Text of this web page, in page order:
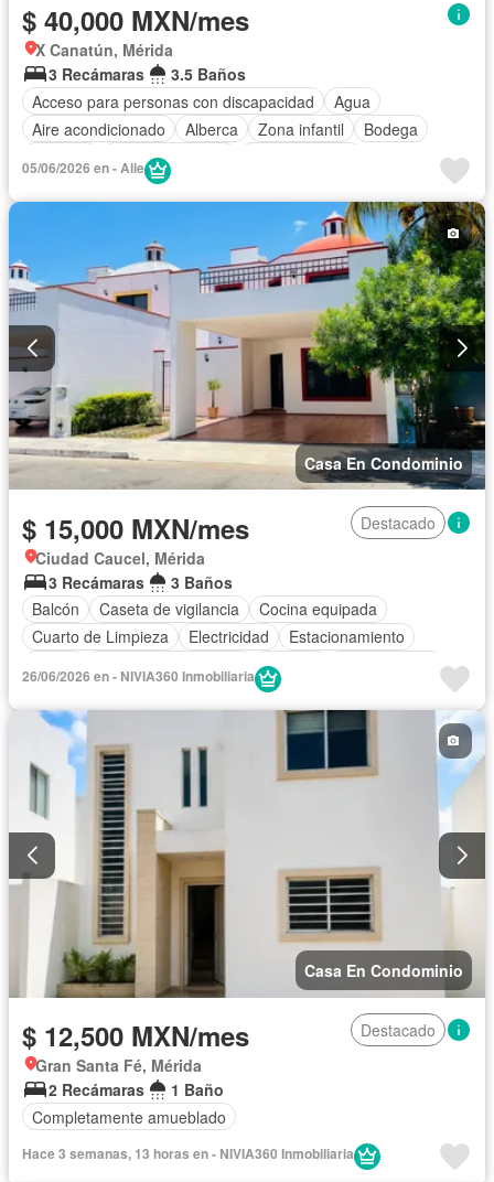
$ 40,000 MXN/mes
X Canatún, Mérida
3 Recámaras
3.5 Baños
Acceso para personas con discapacidad
Agua
Aire acondicionado
Alberca Zona infantil
Bodega
Cocina equipada
Cuarto de Limpieza
Gimnasio
Internet
Recámara con closet
Sala polivalente
Seguridad
Terraza Wifi
Zonas verdes
Permite mascotas
Permite niños Solo familias
05/06/2026 en - Alie
Casa En Condominio
$ 15,000 MXN/mes
Destacado
Ciudad Caucel, Mérida
3 Recámaras
3 Baños
Balcón
Caseta de vigilancia
Cocina equipada
Cuarto de Limpieza
Electricidad
Estacionamiento
Terraza
26/06/2026 en - NIVIA360 Inmobiliaria
Casa En Condominio
$ 12,500 MXN/mes
Destacado
Gran Santa Fé, Mérida
2 Recámaras
1 Baño
Completamente amueblado
Hace 3 semanas, 13 horas en - NIVIA360 Inmobiliaria